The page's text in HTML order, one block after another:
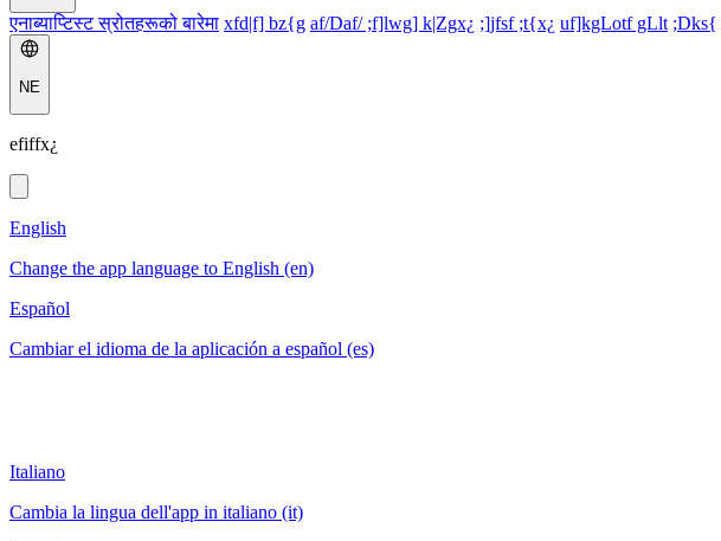
एनाब्याप्टिस्ट स्रोतहरूको बारेमा xfd|f] bz{g af/Daf/ ;f]lwg] k|Zgx¿ ;]jfsf ;t{x¿ uf]kgLotf gLlt ;Dks{
NE
efiffx¿
English
Change the app language to English (en)
Español
Cambiar el idioma de la aplicación a español (es)
Italiano
Cambia la lingua dell'app in italiano (it)